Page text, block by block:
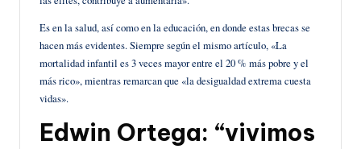
Es en la salud, así como en la educación, en donde estas brecas se
hacen más evidentes. Siempre según el mismo artículo, «La
mortalidad infantil es 3 veces mayor entre el 20 % más pobre y el
más rico», mientras remarcan que «la desigualdad extrema cuesta
vidas».
Edwin Ortega: “vivimos